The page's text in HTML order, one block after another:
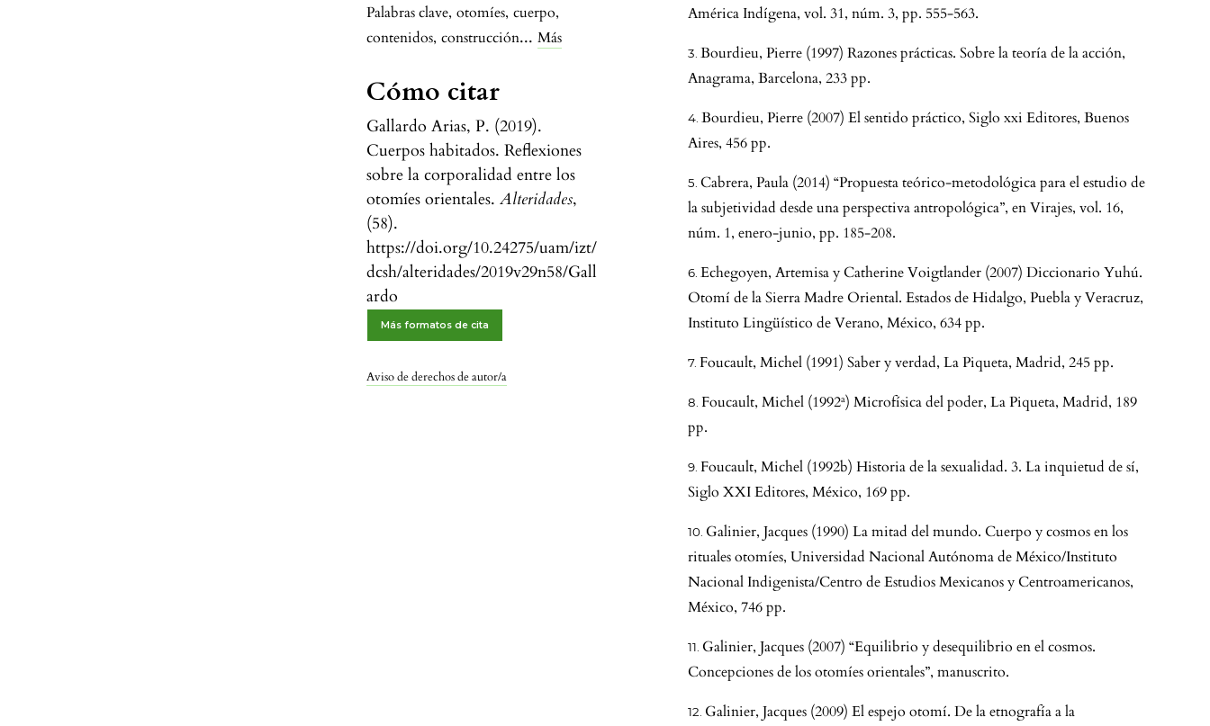
Palabras clave, otomíes, cuerpo,
contenidos, construcción... Más
Cómo citar
Gallardo Arias, P. (2019).
Cuerpos habitados. Reflexiones
sobre la corporalidad entre los
otomíes orientales. Alteridades,
(58).
https://doi.org/10.24275/uam/izt/
dcsh/alteridades/2019v29n58/Gall
ardo
Más formatos de cita
Aviso de derechos de autor/a
América Indígena, vol. 31, núm. 3, pp. 555-563.
Bourdieu, Pierre (1997) Razones prácticas. Sobre la teoría de la acción,
Anagrama, Barcelona, 233 pp.
Bourdieu, Pierre (2007) El sentido práctico, Siglo xxi Editores, Buenos
Aires, 456 pp.
Cabrera, Paula (2014) “Propuesta teórico-metodológica para el estudio de
la subjetividad desde una perspectiva antropológica”, en Virajes, vol. 16,
núm. 1, enero-junio, pp. 185-208.
Echegoyen, Artemisa y Catherine Voigtlander (2007) Diccionario Yuhú.
Otomí de la Sierra Madre Oriental. Estados de Hidalgo, Puebla y Veracruz,
Instituto Lingüístico de Verano, México, 634 pp.
Foucault, Michel (1991) Saber y verdad, La Piqueta, Madrid, 245 pp.
Foucault, Michel (1992ª) Microfísica del poder, La Piqueta, Madrid, 189
pp.
Foucault, Michel (1992b) Historia de la sexualidad. 3. La inquietud de sí,
Siglo XXI Editores, México, 169 pp.
Galinier, Jacques (1990) La mitad del mundo. Cuerpo y cosmos en los
rituales otomíes, Universidad Nacional Autónoma de México/Instituto
Nacional Indigenista/Centro de Estudios Mexicanos y Centroamericanos,
México, 746 pp.
Galinier, Jacques (2007) “Equilibrio y desequilibrio en el cosmos.
Concepciones de los otomíes orientales”, manuscrito.
Galinier, Jacques (2009) El espejo otomí. De la etnografía a la